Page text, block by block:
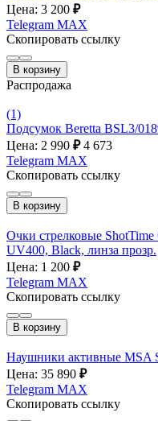
Цена: 3 200 ₽
Telegram MAX
Скопировать ссылку
В корзину
Распродажа
(1)
Подсумок Beretta BSL3/
Цена: 2 990 ₽ 4 673
Telegram MAX
Скопировать ссылку
В корзину
Очки стрелковые
UV400, Black, линза прозр.
Цена: 1 200 ₽
Telegram MAX
Скопировать ссылку
В корзину
Наушники активные MSA
Цена: 35 890 ₽
Telegram MAX
Скопировать ссылку